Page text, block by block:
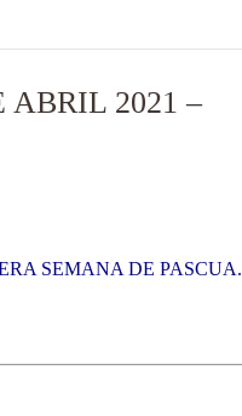
2021 –
SEMANA DE PASCUA.